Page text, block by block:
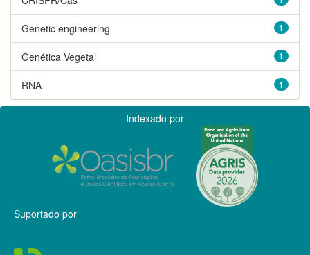
1
Genetic engineering
1
Genética Vegetal
1
RNA
Indexado por
Suportado por